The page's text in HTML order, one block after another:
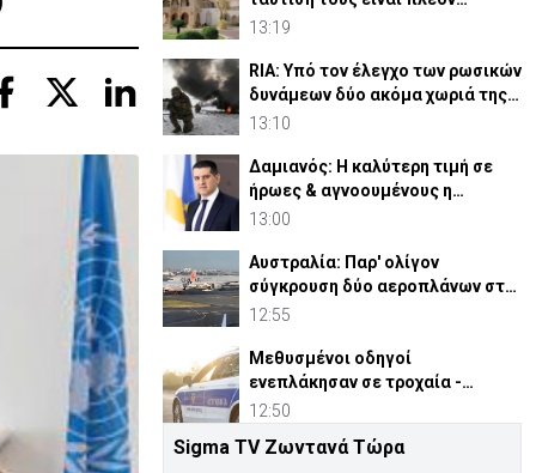
καθημερινή διαπίστωση
13:19
RIA: Υπό τον έλεγχο των ρωσικών
δυνάμεων δύο ακόμα χωριά της
Αν. Ουκρανίας
13:10
Δαμιανός: Η καλύτερη τιμή σε
ήρωες & αγνοουμένους η
προσπάθεια για ελευθερία
13:00
Αυστραλία: Παρ' ολίγον
σύγκρουση δύο αεροπλάνων στο
αεροδρόμιο του Σίδνεϊ
12:55
Μεθυσμένοι οδηγοί
ενεπλάκησαν σε τροχαία -
43χρονη αρνήθηκε έλεγχο
12:50
Ιράν: Συνομιλίες με ΗΠΑ δεν θα
Sigma TV Ζωντανά Τώρα